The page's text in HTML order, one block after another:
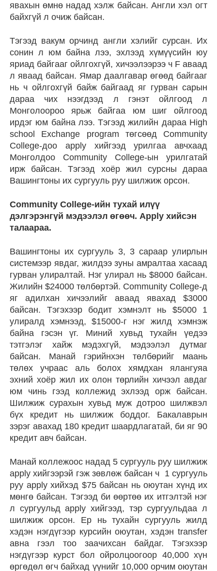
явахын өмнө надад хэлж байсан. Англи хэл огт
байхгүй л очиж байсан.
Тэгээд вакум орчинд англи хэлийг сурсан. Их
сонин л юм байна лээ, эхлээд хүмүүсийн юу
яриад байгааг ойлгохгүй, хичээлээрээ ч F аваад
л яваад байсан. Ямар даалгавар өгөөд байгааг
нь ч ойлгохгүй байж байгаад яг гурван сарын
дараа чих нээгдээд л гэнэт ойлгоод л
Монголоороо ярьж байгаа юм шиг ойлгоод
ирдэг юм байна лээ. Тэгээд жилийн дараа High
school Exchange program төгсөөд Community
College-доо apply хийгээд урилгаа авчхаад
Монголдоо Community College-ын урилгатай
ирж байсан. Тэгээд хоёр жил сурсны дараа
Вашингтоны их сургууль руу шилжиж орсон.
Community College-ийн тухай илүү
дэлгэрэнгүй мэдээлэл өгөөч. Apply хийсэн
талаараа.
Вашингтоны их сургууль 3, 3 сараар улирлын
системээр явдаг, жилдээ зуны амралтаа хасаад
гурван улиралтай. Нэг улирал нь $8000 байсан.
Жилийн $24000 төлбөртэй. Community College-д
яг адилхан хичээлийг аваад явахад $3000
байсан. Тэгэхээр бодит хэмнэлт нь $5000 1
улиралд хэмнээд, $15000-г нэг жилд хэмнэж
байна гэсэн үг. Миний хувьд тухайн үедээ
тэтгэлэг хайж мэдэхгүй, мэдээлэл дутмаг
байсан. Манай гэрийнхэн төлбөрийг маань
төлөх учраас аль болох хямдхан ялангуяа
эхний хоёр жил их олон төрлийн хичээл авдаг
юм чинь гээд коллежид эхлээд орж байсан.
Шилжиж сурахын хувьд муж дотроо шилжвэл
бүх кредит нь шилжиж боддог. Бакалаврын
зэрэг авахад 180 кредит шаардлагатай, би яг 90
кредит авч байсан.
Манай коллежоос надад 5 сургууль руу шилжиж
аpply хийгээрэй гэж зөвлөж байсан ч 1 сургууль
руу apply хийхэд $75 байсан нь оюутан хүнд их
мөнгө байсан. Тэгээд би өөртөө их итгэлтэй нэг
л сургуульд apply хийгээд, тэр сургуульдаа л
шилжиж орсон. Ер нь тухайн сургууль жилд
хэдэн нэгдүгээр курсийн оюутан, хэдэн transfer
авна гээл тоо заачихсан байдаг. Тэгэхээр
нэгдүгээр курст бол ойролцоогоор 40,000 хүн
өргөдөл өгч байхад үүнийг 10,000 орчим оюутан